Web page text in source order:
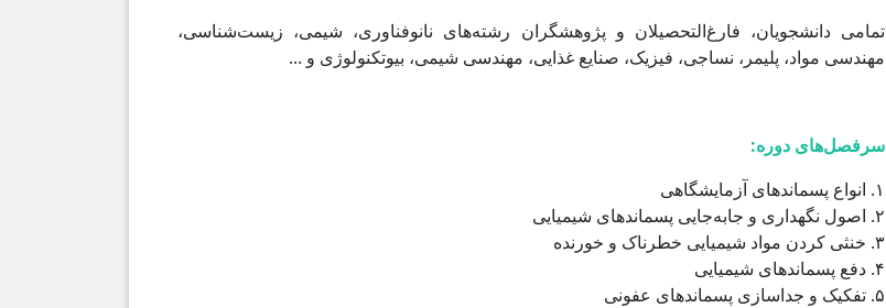
تمامی دانشجویان، فارغ‌التحصیلان و پژوهشگران رشته‌های نانوفناوری، شیمی، زیست‌شناسی،
مهندسی مواد، پلیمر، نساجی، فیزیک، صنایع غذایی، مهندسی شیمی، بیوتکنولوژی و ...
سرفصل‌های دوره:
۱. انواع پسماندهای آزمایشگاهی
۲. اصول نگهداری و جابه‌جایی پسماندهای شیمیایی
۳. خنثی کردن مواد شیمیایی خطرناک و خورنده
۴. دفع پسماندهای شیمیایی
۵. تفکیک و جداسازی پسماندهای عفونی